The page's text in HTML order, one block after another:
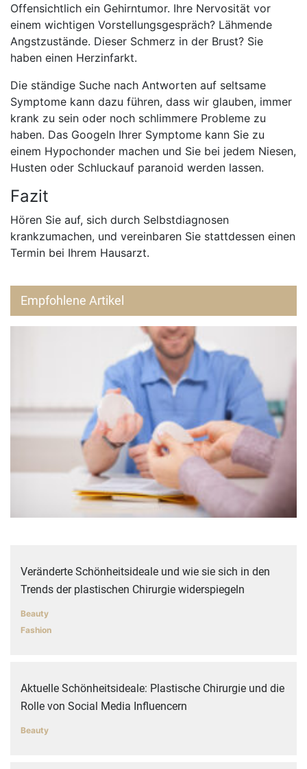
Offensichtlich ein Gehirntumor. Ihre Nervosität vor
einem wichtigen Vorstellungsgespräch? Lähmende
Angstzustände. Dieser Schmerz in der Brust? Sie
haben einen Herzinfarkt.
Die ständige Suche nach Antworten auf seltsame
Symptome kann dazu führen, dass wir glauben, immer
krank zu sein oder noch schlimmere Probleme zu
haben. Das Googeln Ihrer Symptome kann Sie zu
einem Hypochonder machen und Sie bei jedem Niesen,
Husten oder Schluckauf paranoid werden lassen.
Fazit
Hören Sie auf, sich durch Selbstdiagnosen
krankzumachen, und vereinbaren Sie stattdessen einen
Termin bei Ihrem Hausarzt.
Empfohlene Artikel
Veränderte Schönheitsideale und wie sie sich in den
Trends der plastischen Chirurgie widerspiegeln
Beauty
Fashion
Aktuelle Schönheitsideale: Plastische Chirurgie und die
Rolle von Social Media Influencern
Beauty